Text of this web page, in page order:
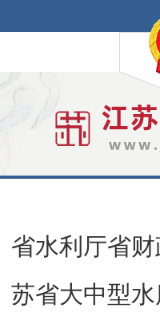
省水利厅省
苏省大中型